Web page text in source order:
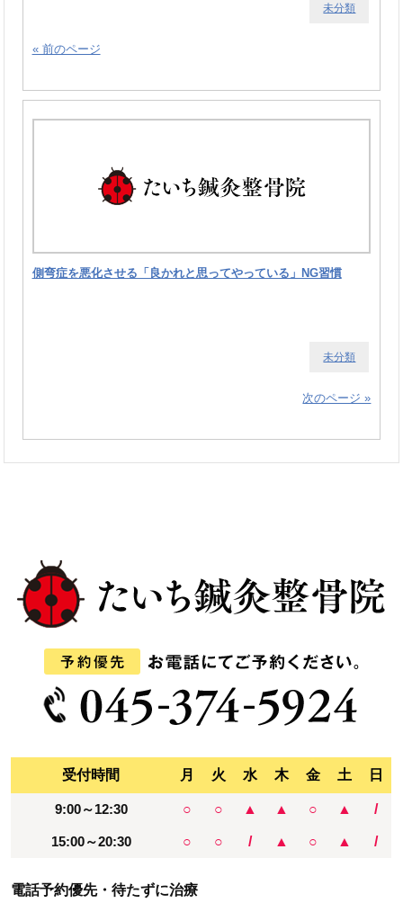
未分類
« 前のページ
側弯症を悪化させる「良かれと思ってやっている」NG習慣
未分類
次のページ »
受付時間 月 火 水 木 金 土 日
9:00～12:30 ○ ○ ▲ ▲ ○ ▲ /
15:00～20:30 ○ ○ / ▲ ○ ▲ /
電話予約優先・待たずに治療